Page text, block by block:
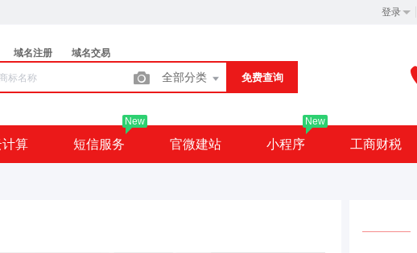
登录
域名注册 域名交易
全部分类 免费查询
计算 短信服务
New
官微建站 小程序
New
工商财税